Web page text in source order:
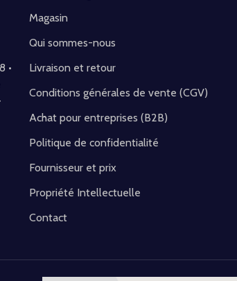
Magasin
Qui sommes-nous
Livraison et retour
Conditions générales de vente (CGV)
Achat pour entreprises (B2B)
Politique de confidentialité
Fournisseur et prix
Propriété Intellectuelle
Contact